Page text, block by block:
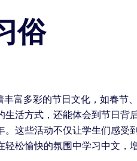
俗
富多彩的节日文化，如春节
活方式，还能体会到节日背
这些活动不仅让学生们感受
松愉快的氛围中学习中文，